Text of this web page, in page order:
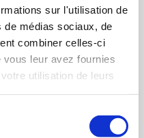
sur l'utilisation de
de médias sociaux, de
combiner celles-ci
leur avez fournies
utilisation de leurs
,DT Turbo Upgrade 1,